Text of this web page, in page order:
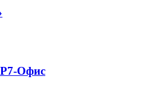
Р7-Офис